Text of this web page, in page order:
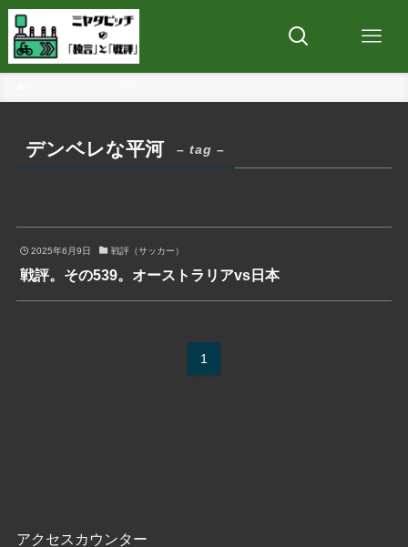
デンベレな平河 – tag –
2025年6月9日 戦評（サッカー）
戦評。その539。オーストラリアvs日本
1
アクセスカウンター